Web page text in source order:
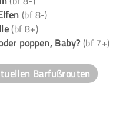
(bf 8-)
(bf 8+)
poppen, Baby? (bf 7+)
Barfußrouten